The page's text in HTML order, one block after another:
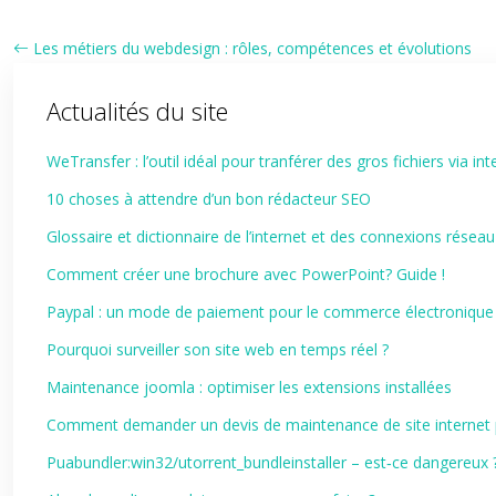
Les métiers du webdesign : rôles, compétences et évolutions
Actualités du site
WeTransfer : l’outil idéal pour tranférer des gros fichiers via
10 choses à attendre d’un bon rédacteur SEO
Glossaire et dictionnaire de l’internet et des connexions réseau
Comment créer une brochure avec PowerPoint? Guide !
Paypal : un mode de paiement pour le commerce électronique
Pourquoi surveiller son site web en temps réel ?
Maintenance joomla : optimiser les extensions installées
Comment demander un devis de maintenance de site internet
Puabundler:win32/utorrent_bundleinstaller – est‑ce dangereux